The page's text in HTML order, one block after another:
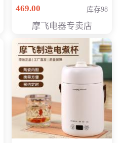
号MF-8888B 会员专享
469.00 库存98
摩飞电器专卖店